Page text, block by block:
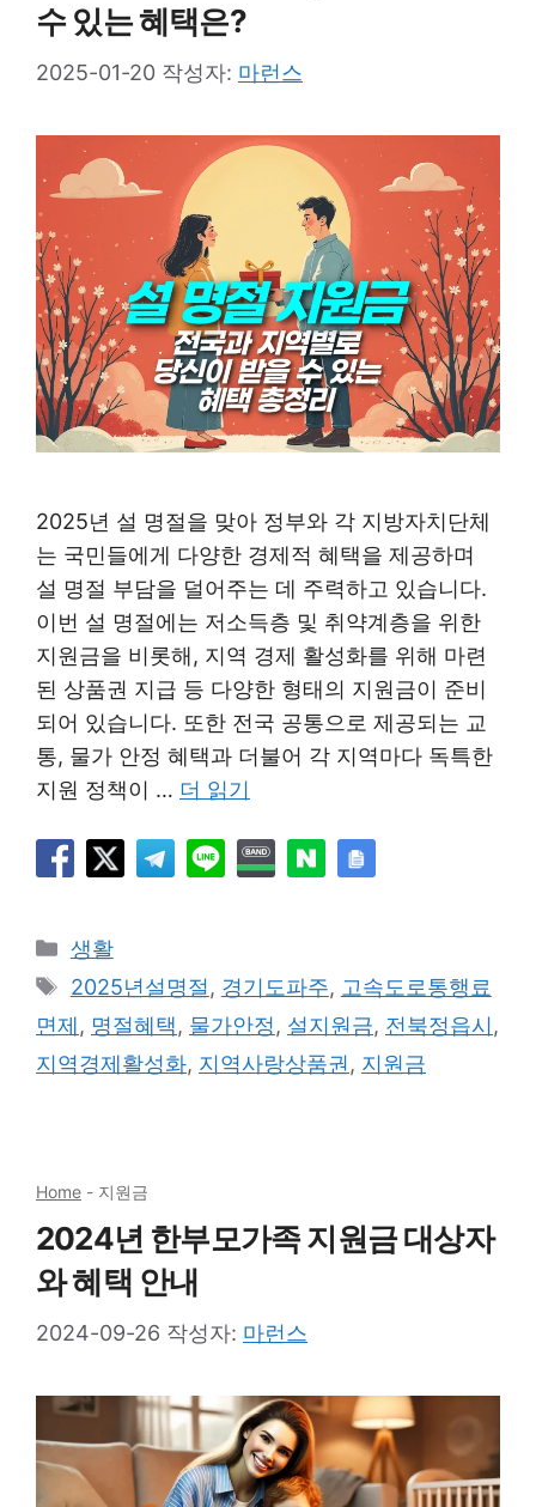
수 있는 혜택은?
2025-01-20 작성자: 마런스
2025년 설 명절을 맞아 정부와 각 지방자치단체
는 국민들에게 다양한 경제적 혜택을 제공하며
설 명절 부담을 덜어주는 데 주력하고 있습니다.
이번 설 명절에는 저소득층 및 취약계층을 위한
지원금을 비롯해, 지역 경제 활성화를 위해 마련
된 상품권 지급 등 다양한 형태의 지원금이 준비
되어 있습니다. 또한 전국 공통으로 제공되는 교
통, 물가 안정 혜택과 더불어 각 지역마다 독특한
지원 정책이 … 더 읽기
카
테
리
생활
태
그
2025년설명절 , 경기도파주, 고속도로통행료
면제, 명절혜택, 물가안정, 설지원금, 전북정읍시 ,
지역경제활성화, 지역사랑상품권 , 지원금
Home - 지원금
2024년 한부모가족 지원금 대상자
와 혜택 안내
2024-09-26 작성자: 마런스